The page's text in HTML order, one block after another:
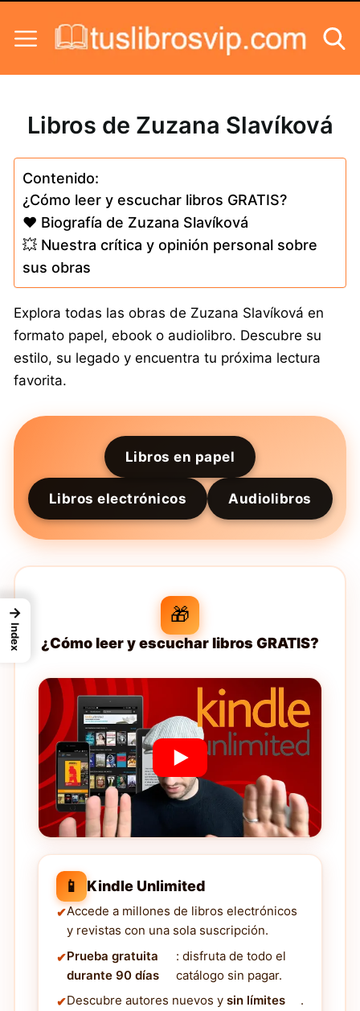
Libros de Zuzana Slavíková
Contenido:
¿Cómo leer y escuchar libros GRATIS?
❤️ Biografía de Zuzana Slavíková
💥 Nuestra crítica y opinión personal sobre
sus obras
Explora todas las obras de Zuzana Slavíková en
formato papel, ebook o audiolibro. Descubre su
estilo, su legado y encuentra tu próxima lectura
favorita.
Libros en papel
Libros electrónicos Audiolibros
🎁
¿Cómo leer y escuchar libros GRATIS?
📱 Kindle Unlimited
Accede a millones de libros electrónicos
y revistas con una sola suscripción.
Prueba gratuita
durante 90 días
: disfruta de todo el
catálogo sin pagar.
Descubre autores nuevos y sin límites
.
→
Index